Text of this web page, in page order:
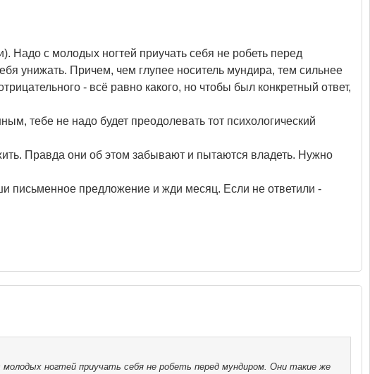
Надо с молодых ногтей приучать себя не робеть перед
унижать. Причем, чем глупее носитель мундира, тем сильнее
- всё равно какого, но чтобы был конкретный ответ,
тебе не надо будет преодолевать тот психологический
Правда они об этом забывают и пытаются владеть. Нужно
письменное предложение и жди месяц. Если не ответили -
ногтей приучать себя не робеть перед мундиром. Они такие же